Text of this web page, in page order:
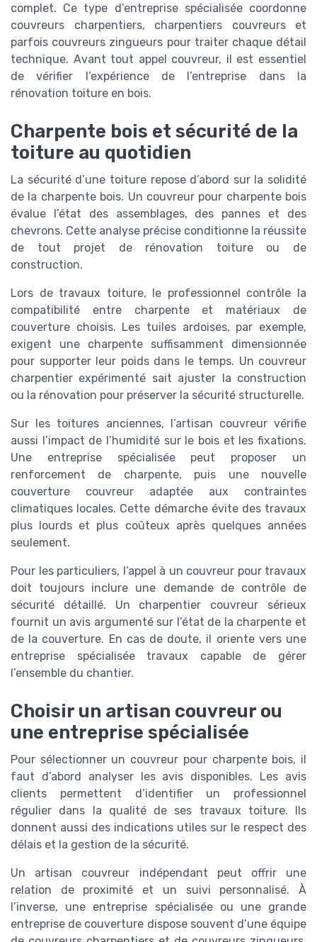
complet. Ce type d’entreprise spécialisée coordonne
couvreurs charpentiers, charpentiers couvreurs et
parfois couvreurs zingueurs pour traiter chaque détail
technique. Avant tout appel couvreur, il est essentiel
de vérifier l’expérience de l’entreprise dans la
rénovation toiture en bois.
Charpente bois et sécurité de la
toiture au quotidien
La sécurité d’une toiture repose d’abord sur la solidité
de la charpente bois. Un couvreur pour charpente bois
évalue l’état des assemblages, des pannes et des
chevrons. Cette analyse précise conditionne la réussite
de tout projet de rénovation toiture ou de
construction.
Lors de travaux toiture, le professionnel contrôle la
compatibilité entre charpente et matériaux de
couverture choisis. Les tuiles ardoises, par exemple,
exigent une charpente suffisamment dimensionnée
pour supporter leur poids dans le temps. Un couvreur
charpentier expérimenté sait ajuster la construction
ou la rénovation pour préserver la sécurité structurelle.
Sur les toitures anciennes, l’artisan couvreur vérifie
aussi l’impact de l’humidité sur le bois et les fixations.
Une entreprise spécialisée peut proposer un
renforcement de charpente, puis une nouvelle
couverture couvreur adaptée aux contraintes
climatiques locales. Cette démarche évite des travaux
plus lourds et plus coûteux après quelques années
seulement.
Pour les particuliers, l’appel à un couvreur pour travaux
doit toujours inclure une demande de contrôle de
sécurité détaillé. Un charpentier couvreur sérieux
fournit un avis argumenté sur l’état de la charpente et
de la couverture. En cas de doute, il oriente vers une
entreprise spécialisée travaux capable de gérer
l’ensemble du chantier.
Choisir un artisan couvreur ou
une entreprise spécialisée
Pour sélectionner un couvreur pour charpente bois, il
faut d’abord analyser les avis disponibles. Les avis
clients permettent d’identifier un professionnel
régulier dans la qualité de ses travaux toiture. Ils
donnent aussi des indications utiles sur le respect des
délais et la gestion de la sécurité.
Un artisan couvreur indépendant peut offrir une
relation de proximité et un suivi personnalisé. À
l’inverse, une entreprise spécialisée ou une grande
entreprise de couverture dispose souvent d’une équipe